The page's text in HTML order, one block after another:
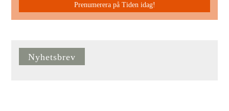
Prenumerera på Tiden idag!
Nyhetsbrev